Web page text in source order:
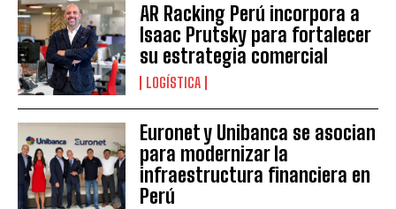
AR Racking Perú incorpora a
Isaac Prutsky para fortalecer
su estrategia comercial
LOGÍSTICA
Euronet y Unibanca se asocian
para modernizar la
infraestructura financiera en
Perú